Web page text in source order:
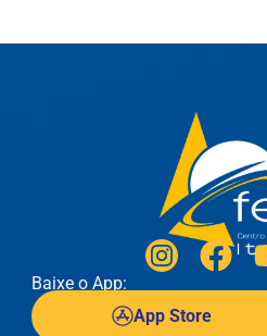
Baixe o App:
App Store